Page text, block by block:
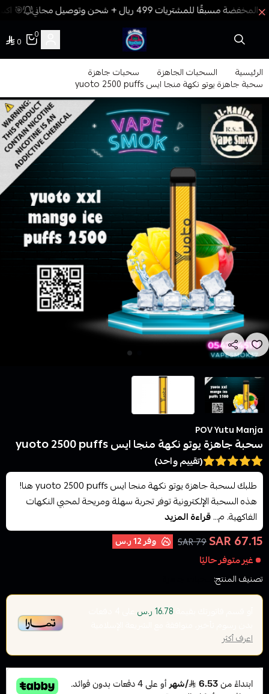
🎯
فيب المدينة
0
0
الرئيسية السحبات الجاهزة سحبات جاهزة
سحبة جاهزة يوتو نكهة منجا ايس yuoto 2500 puffs
POV Yutu Manja
سحبة جاهزة يوتو نكهة منجا ايس yuoto 2500 puffs
(تقييم واحد)
طلبك لسحبة جاهزة يوتو نكهة منجا ايس yuoto 2500 puffs هنا!
هذه السحبة الإلكترونية توفر تجربة سهلة ومريحة لمحبي النكهات
الفاكهية. م...قراءة المزيد
67.15 SAR
79 SAR وفر12 ر.س
غير متوفر حاليًا
تصنيف المنتج:
16.78 ر.س
اعرف أكثر